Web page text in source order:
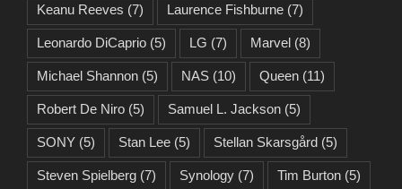
Keanu Reeves (7) Laurence Fishburne (7)
Leonardo DiCaprio (5) LG (7) Marvel (8)
Michael Shannon (5) NAS (10) Queen (11)
Robert De Niro (5) Samuel L. Jackson (5)
SONY (5) Stan Lee (5) Stellan Skarsgård (5)
Steven Spielberg (7) Synology (7) Tim Burton (5)